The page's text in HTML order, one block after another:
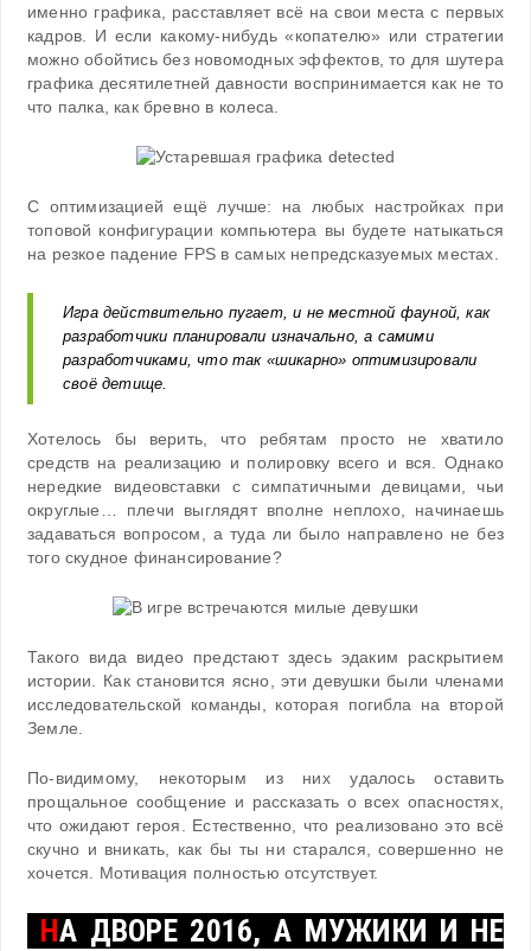
именно графика, расставляет всё на свои места с первых
кадров. И если какому-нибудь «копателю» или стратегии
можно обойтись без новомодных эффектов, то для шутера
графика десятилетней давности воспринимается как не то
что палка, как бревно в колеса.
С оптимизацией ещё лучше: на любых настройках при
топовой конфигурации компьютера вы будете натыкаться
на резкое падение FPS в самых непредсказуемых местах.
Игра действительно пугает, и не местной фауной, как
разработчики планировали изначально, а самими
разработчиками, что так «шикарно» оптимизировали
своё детище.
Хотелось бы верить, что ребятам просто не хватило
средств на реализацию и полировку всего и вся. Однако
нередкие видеовставки с симпатичными девицами, чьи
округлые… плечи выглядят вполне неплохо, начинаешь
задаваться вопросом, а туда ли было направлено не без
того скудное финансирование?
Такого вида видео предстают здесь эдаким раскрытием
истории. Как становится ясно, эти девушки были членами
исследовательской команды, которая погибла на второй
Земле.
По-видимому, некоторым из них удалось оставить
прощальное сообщение и рассказать о всех опасностях,
что ожидают героя. Естественно, что реализовано это всё
скучно и вникать, как бы ты ни старался, совершенно не
хочется. Мотивация полностью отсутствует.
НА ДВОРЕ 2016, А МУЖИКИ И НЕ